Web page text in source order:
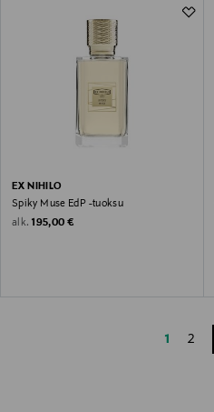
EX NIHILO
Spiky Muse EdP -tuoksu
alk. Original Price
195,00 €
1 2